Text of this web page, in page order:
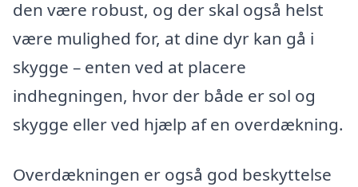
den være robust, og der skal også helst
være mulighed for, at dine dyr kan gå i
skygge – enten ved at placere
indhegningen, hvor der både er sol og
skygge eller ved hjælp af en overdækning.
Overdækningen er også god beskyttelse